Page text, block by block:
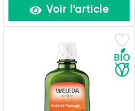
Voir l'article